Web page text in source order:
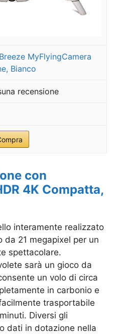
MyFlyingCamera
Bianco
recensione
con
4K Compatta,
interamente realizzato
da 21 megapixel per un
spettacolare.
sarà un gioco da
un volo di circa
in carbonio e
trasportabile
Diversi gli
dati in dotazione nella